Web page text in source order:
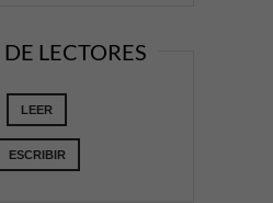
DE LECTORES
LEER
ESCRIBIR